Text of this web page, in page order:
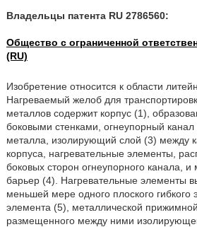
Владельцы патента RU 2786560:
Общество с ограниченной
(RU)
Изобретение относится к области
Нагреваемый желоб для
металлов содержит корпус (1),
боковыми стенками, огнеупорный
металла, изолирующий слой (3) между
корпуса, нагревательные элементы,
боковых сторон огнеупорного канала,
барьер (4). Нагревательные элементы
меньшей мере одного плоского гибкого
элемента (5), металлической
размещенного между ними